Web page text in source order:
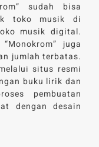
sudah bisa
toko musik di
musik digital.
juga
jumlah terbatas.
situs resmi
buku lirik dan
pembuatan
dengan desain